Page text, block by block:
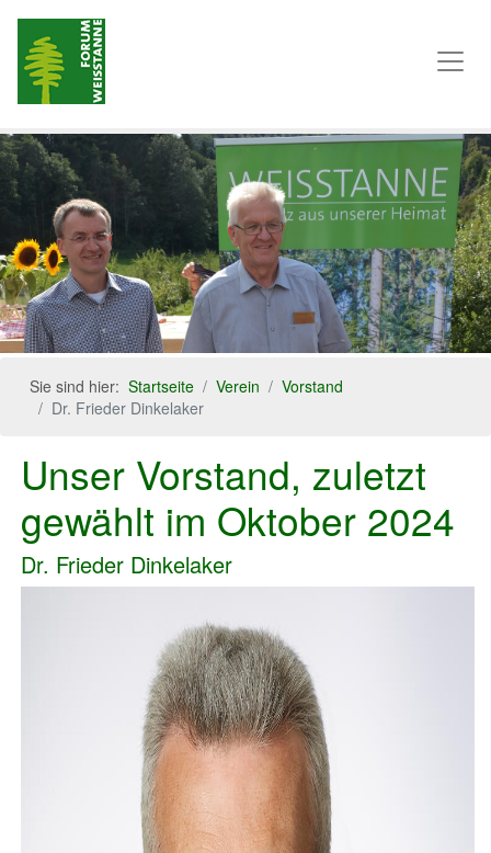
Sie sind hier:Startseite Verein
Vorstand
Dr. Frieder Dinkelaker
Unser Vorstand, zuletzt
gewählt im Oktober 2024
Dr. Frieder Dinkelaker